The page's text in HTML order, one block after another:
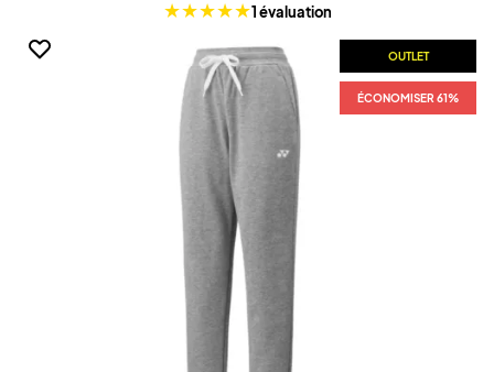
1 évaluation
OUTLET
ÉCONOMISER 61%